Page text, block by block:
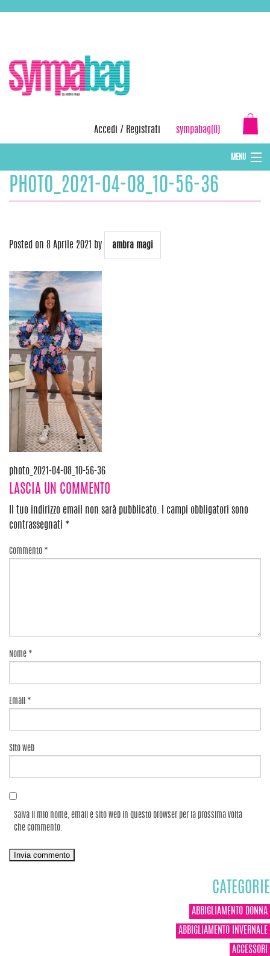
Accedi / Registrati sympabag(0)
MENU
CAPPELLI INVERNALI DONNA
PHOTO_2021-04-08_10-56-36
Posted on 8 Aprile 2021 by ambra magi
Navigazione
articoli
photo_2021-04-08_10-56-36
LASCIA UN COMMENTO
Il tuo indirizzo email non sarà pubblicato.
I campi obbligatori sono
contrassegnati *
Commento *
Nome *
Email *
Sito web
Salva il mio nome, email e sito web in questo browser per la prossima volta
che commento.
CATEGORIE
ABBIGLIAMENTO DONNA
ABBIGLIAMENTO INVERNALE
ACCESSORI